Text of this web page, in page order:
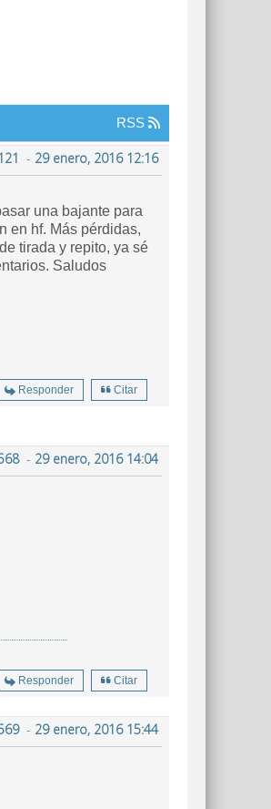
RSS
- 29 enero, 2016 12:16
una bajante para
en hf. Más pérdidas,
tirada y repito, ya sé
Saludos
Responder Citar
- 29 enero, 2016 14:04
Responder Citar
- 29 enero, 2016 15:44